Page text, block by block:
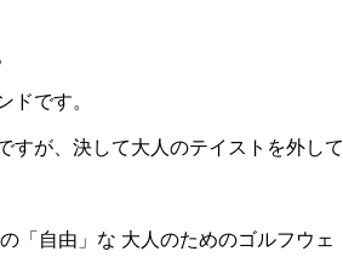
ドです。
すが、決して大人のテイストを外して
「自由」な 大人のためのゴルフウェ